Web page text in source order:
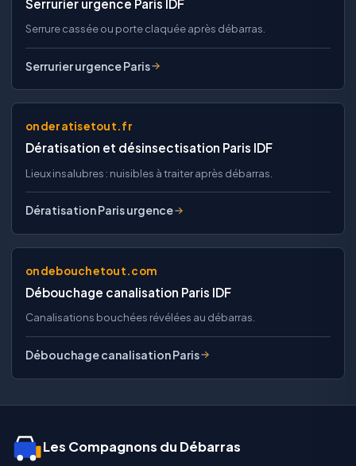
Serrurier urgence Paris IDF
Serrure cassée ou porte claquée après débarras.
Serrurier urgence Paris
onderatisetout.fr
Dératisation et désinsectisation Paris IDF
Lieux insalubres : nuisibles à traiter après débarras.
Dératisation Paris urgence
ondebouchetout.com
Débouchage canalisation Paris IDF
Canalisations bouchées révélées au débarras.
Débouchage canalisation Paris
Les Compagnons du Débarras